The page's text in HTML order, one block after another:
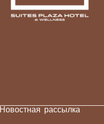
Новостная рассылка